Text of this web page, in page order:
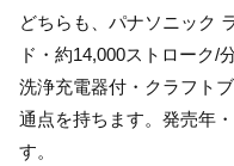
どちらも、パナソニック
ド・約14,000ストローク/
洗浄充電器付・クラフト
通点を持ちます。発売年
す。